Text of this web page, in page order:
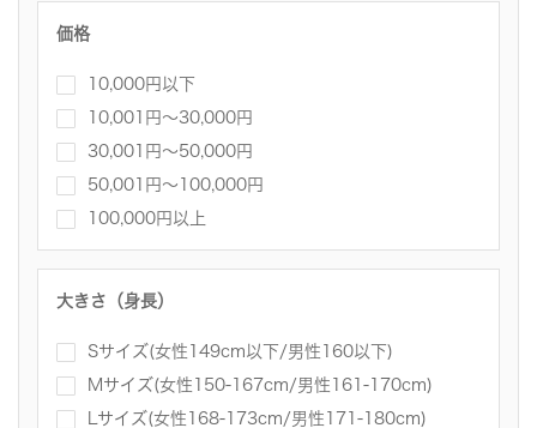
価格
10,000円以下
10,001円〜30,000円
30,001円～50,000円
50,001円～100,000円
100,000円以上
大きさ（身長）
Sサイズ(女性149cm以下/男性160以下)
Mサイズ(女性150-167cm/男性161-170cm)
Lサイズ(女性168-173cm/男性171-180cm)